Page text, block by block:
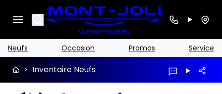
Search
Neufs Occasion Promos Service
> Inventaire Neufs